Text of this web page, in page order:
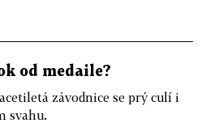
od medaile?
závodnice se prý culí i
svahu.